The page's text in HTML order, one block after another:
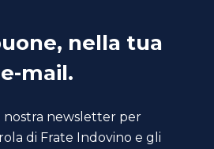
nella tua
e-mail.
nostra newsletter per
di Frate Indovino e gli